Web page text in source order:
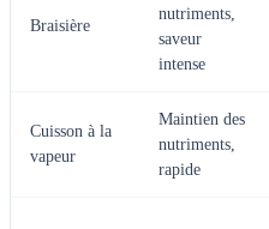
Braisière
nutriments,
saveur
intense
Cuisson à la
vapeur
Maintien des
nutriments,
rapide